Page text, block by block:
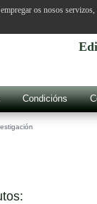
Condicións
os nosos servizos,